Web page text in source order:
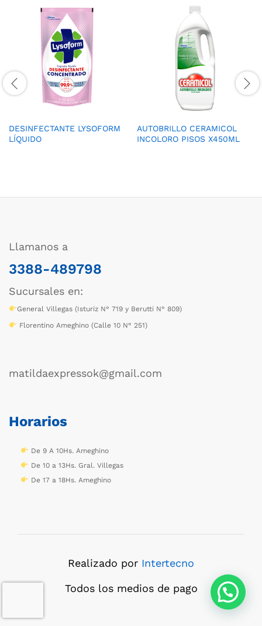
DESINFECTANTE LYSOFORM
LÍQUIDO
AUTOBRILLO CERAMICOL
INCOLORO PISOS X450ML
Llamanos a
3388-489798
Sucursales en:
General Villegas (Isturiz N° 719 y Berutti N° 809)
Florentino Ameghino (Calle 10 N° 251)
matildaexpressok@gmail.com
Horarios
De 9 A 10Hs. Ameghino
De 10 a 13Hs. Gral. Villegas
De 17 a 18Hs. Ameghino
Realizado por Intertecno
Todos los medios de pago